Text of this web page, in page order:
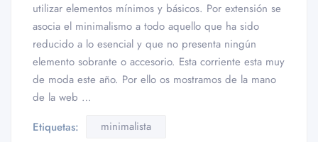
utilizar elementos mínimos y básicos. Por extensión se
asocia el minimalismo a todo aquello que ha sido
reducido a lo esencial y que no presenta ningún
elemento sobrante o accesorio. Esta corriente esta muy
de moda este año. Por ello os mostramos de la mano
de la web …
Etiquetas:
minimalista